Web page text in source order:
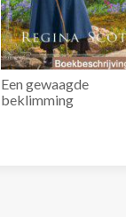
Een gewaagde
beklimming